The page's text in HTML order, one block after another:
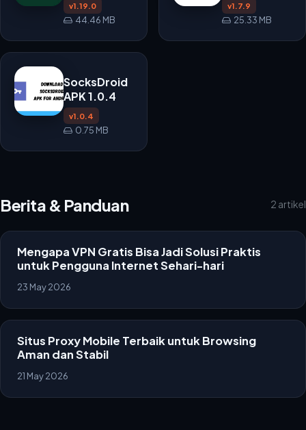
v1.19.0
44.46 MB
v1.7.9
25.33 MB
SocksDroid
APK 1.0.4
v1.0.4
0.75 MB
Berita & Panduan 2 artikel
Mengapa VPN Gratis Bisa Jadi Solusi Praktis
untuk Pengguna Internet Sehari-hari
23 May 2026
Situs Proxy Mobile Terbaik untuk Browsing
Aman dan Stabil
21 May 2026